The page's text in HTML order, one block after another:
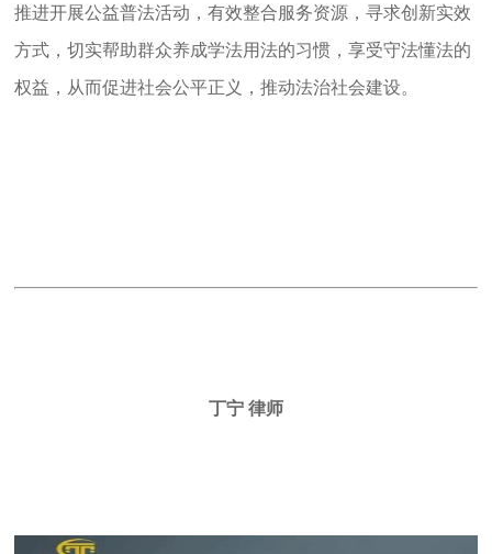
推进开展公益普法活动，有效整合服务资源，寻求创新实效
方式，切实帮助群众养成学法用法的习惯，享受守法懂法的
权益，从而促进社会公平正义，推动法治社会建设。
丁宁 律师